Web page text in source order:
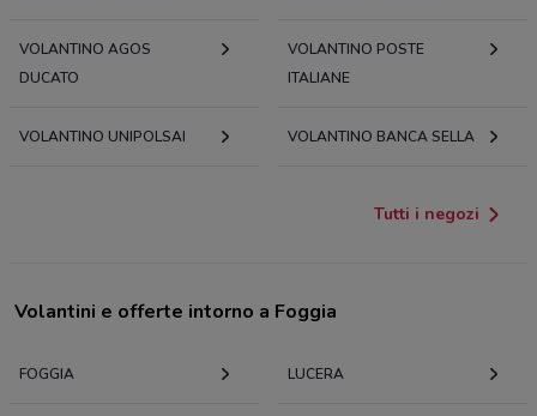
VOLANTINO AGOS
DUCATO
VOLANTINO POSTE
ITALIANE
VOLANTINO UNIPOLSAI VOLANTINO BANCA SELLA
Tutti i negozi
Volantini e offerte intorno a Foggia
FOGGIA LUCERA